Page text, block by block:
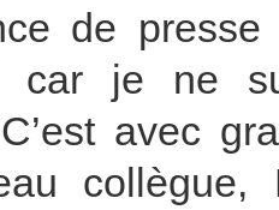
de presse
car je ne
avec